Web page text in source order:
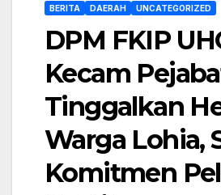
BERITA DAERAH UNCATEGORIZED
DPM FKIP
Kecam
Tinggalkan
Warga Lohia,
Komitmen